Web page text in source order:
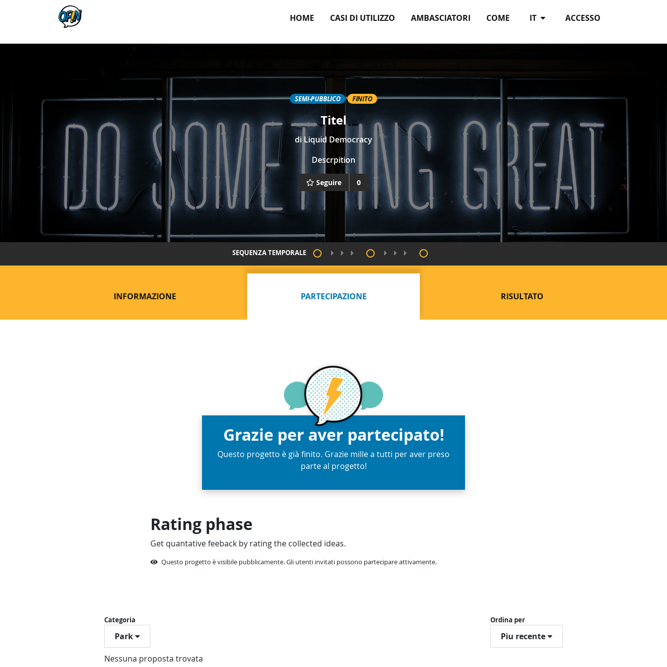
ACCESSO
IT
HOME CASI DI UTILIZZO AMBASCIATORI COME
SEMI-PUBBLICO FINITO
Titel
di Liquid Democracy
Descrpition
Seguire 0
SEQUENZA TEMPORALE
INFORMAZIONE PARTECIPAZIONE RISULTATO
Grazie per aver partecipato!
Questo progetto è già finito. Grazie mille a tutti per aver preso
parte al progetto!
Rating phase
Get quantative feeback by rating the collected ideas.
Questo progetto è visibile pubblicamente. Gli utenti invitati possono partecipare attivamente.
Categoria
Park
Ordina per
Piu recente
Nessuna proposta trovata